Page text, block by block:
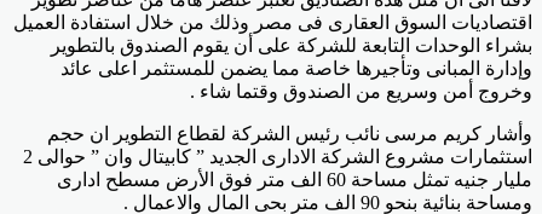
اقتصاديات السوق العقارى فى مصر وذلك من خلال استفادة العميل
بشراء الوحدات التابعة للشركة على أن يقوم الصندوق بالتطوير
وإدارة المبانى وتأجيرها خاصة مما يضمن للمستثمر اعلى عائد
وخروج أمن وسريع من الصندوق وقتما شاء .
وأشار كريم مرسى نائب رئيس الشركة لقطاع التطوير ان حجم
استثمارات مشروع الشركة الادارى الجديد ” كابيتال وان ” حوالى 2
مليار جنيه تمثل مساحة 60 الف متر فوق الأرض مسطح ادارى
ومساحة بنائية بنحو 90 الف متر بحى المال والاعمال .